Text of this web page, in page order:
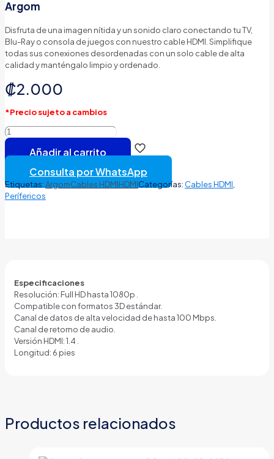
Argom
Disfruta de una imagen nítida y un sonido claro conectando tu TV,
Blu-Ray o consola de juegos con nuestro cable HDMI. Simplifique
todas sus conexiones desordenadas con un solo cable de alta
calidad y manténgalo limpio y ordenado.
₡2.000
*Precio sujeto a cambios
Cable
HDMI
Macho
ARG-
CB-
Añadir al carrito
Consulta por WhatsApp
Etiquetas:ArgomCables HDMIHDMICategorías: Cables HDMI
Perífericos
Especificaciones
Resolución: Full HD hasta 1080p
Compatible con formatos 3D estándar.
Canal de datos de alta velocidad de hasta 100 Mbps.
Canal de retorno de audio.
Versión HDMI: 1.4
Longitud: 6 pies
Productos relacionados